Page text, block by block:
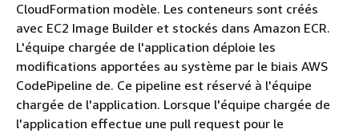
CloudFormation modèle. Les conteneurs sont créés
avec EC2 Image Builder et stockés dans Amazon ECR.
L'équipe chargée de l'application déploie les
modifications apportées au système par le biais AWS
CodePipeline de. Ce pipeline est réservé à l'équipe
chargée de l'application. Lorsque l'équipe chargée de
l'application effectue une pull request pour le